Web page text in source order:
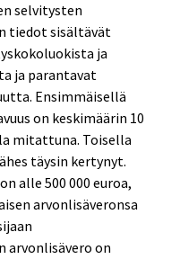
selvitysten
tiedot sisältävät
ja
ja parantavat
Ensimmäisellä
on keskimäärin 10
mitattuna. Toisella
täysin kertynyt.
alle 500 000 euroa,
arvonlisäveronsa
arvonlisävero on